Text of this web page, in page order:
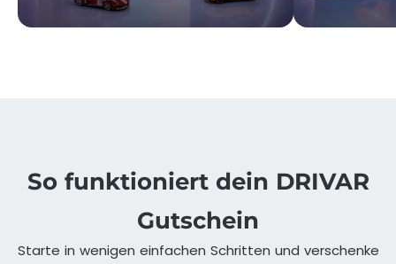
So funktioniert dein DRIVAR
Gutschein
Starte in wenigen einfachen Schritten und verschenke